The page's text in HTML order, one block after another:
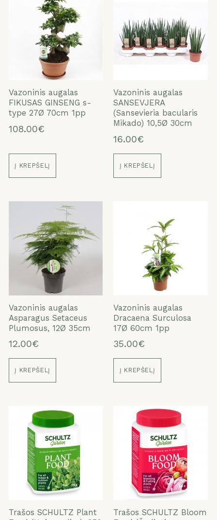
Vazoninis augalas
FIKUSAS GINSENG s-
type 27Ø 70cm 1pp
108.00€
Į KREPŠELĮ
Vazoninis augalas
SANSEVJERA
(Sansevieria bacularis
Mikado) 10,5Ø 30cm
16.00€
Į KREPŠELĮ
Vazoninis augalas
Asparagus Setaceus
Plumosus, 12Ø 35cm
12.00€
Į KREPŠELĮ
Vazoninis augalas
Dracaena Surculosa
17Ø 60cm 1pp
35.00€
Į KREPŠELĮ
Trašos SCHULTZ Plant
Trašos SCHULTZ Bloom